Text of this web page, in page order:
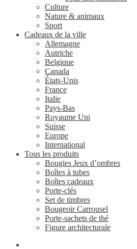
Culture
Nature & animaux
Sport
Cadeaux de la ville
Allemagne
Autriche
Belgique
Canada
États-Unis
France
Italie
Pays-Bas
Royaume Uni
Suisse
Europe
International
Tous les produits
Bougies Jeux d’ombres
Boîtes à tubes
Boîtes cadeaux
Porte-clés
Set de timbres
Bougeoir Carrousel
Porte-sachets de thé
Figure architecturale